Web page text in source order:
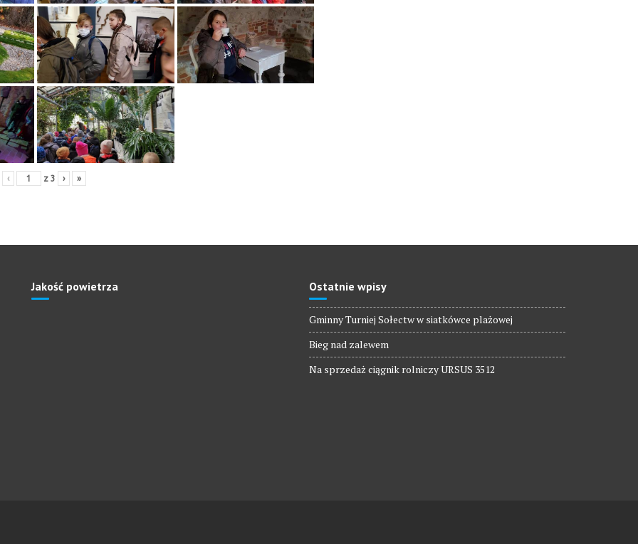
‹ z 3 › »
Jakość powietrza Ostatnie wpisy
Gminny Turniej Sołectw w siatkówce plażowej
Bieg nad zalewem
Na sprzedaż ciągnik rolniczy URSUS 3512